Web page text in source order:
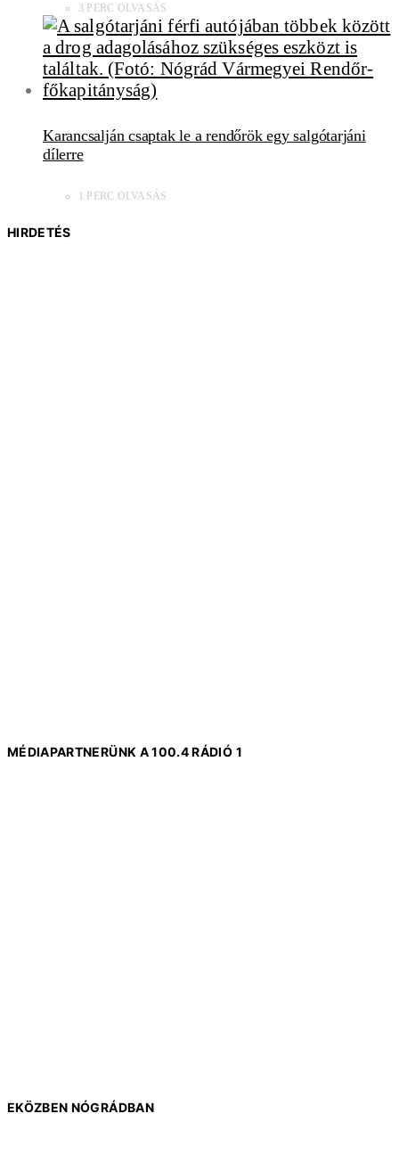
3 PERC OLVASÁS
Karancsalján csaptak le a rendőrök egy salgótarjáni
dílerre
1 PERC OLVASÁS
HIRDETÉS
MÉDIAPARTNERÜNK A 100.4 RÁDIÓ 1
EKÖZBEN NÓGRÁDBAN